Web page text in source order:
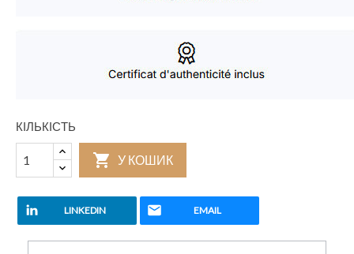
КІЛЬКІСТЬ
 У КОШИК
LINKEDIN EMAIL